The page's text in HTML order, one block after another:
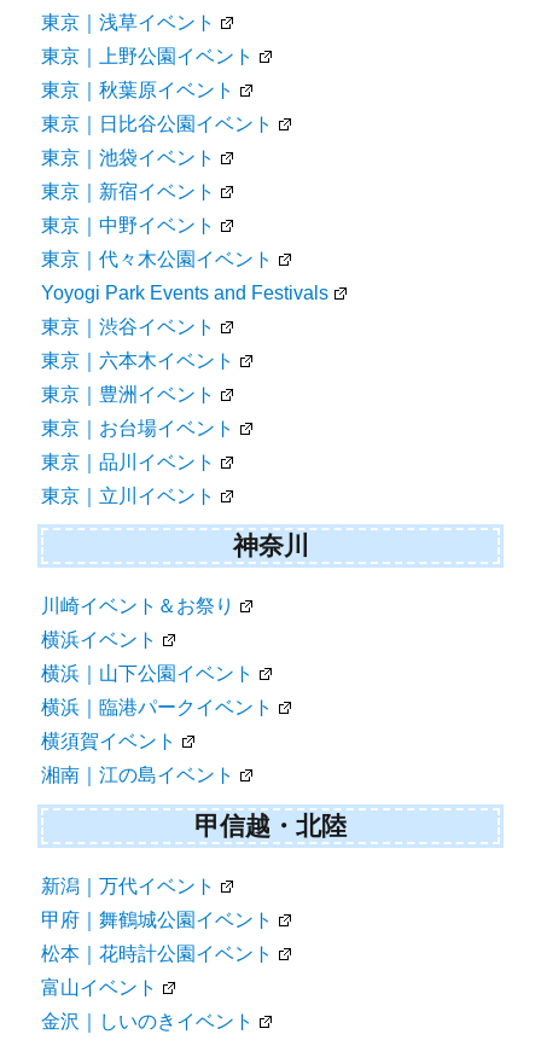
東京｜浅草イベント
東京｜上野公園イベント
東京｜秋葉原イベント
東京｜日比谷公園イベント
東京｜池袋イベント
東京｜新宿イベント
東京｜中野イベント
東京｜代々木公園イベント
Yoyogi Park Events and Festivals
東京｜渋谷イベント
東京｜六本木イベント
東京｜豊洲イベント
東京｜お台場イベント
東京｜品川イベント
東京｜立川イベント
神奈川
川崎イベント＆お祭り
横浜イベント
横浜｜山下公園イベント
横浜｜臨港パークイベント
横須賀イベント
湘南｜江の島イベント
甲信越・北陸
新潟｜万代イベント
甲府｜舞鶴城公園イベント
松本｜花時計公園イベント
富山イベント
金沢｜しいのきイベント